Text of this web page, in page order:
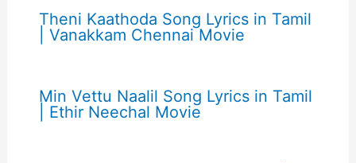
Theni Kaathoda Song Lyrics in Tamil
| Vanakkam Chennai Movie
Min Vettu Naalil Song Lyrics in Tamil
| Ethir Neechal Movie